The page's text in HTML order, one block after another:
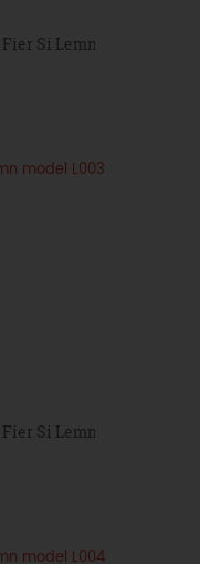
Si Lemn
Si Lemn